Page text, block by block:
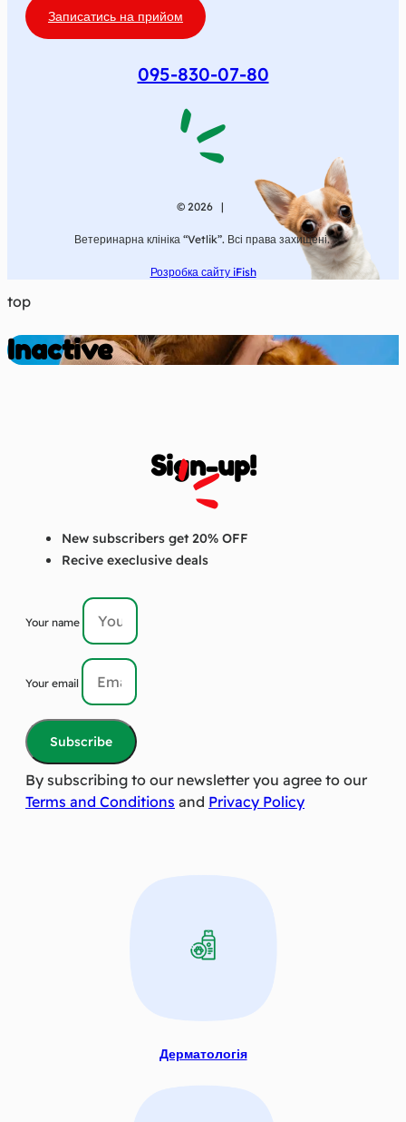
Записатись на прийом
095-830-07-80
© 2026 |
Ветеринарна клініка “Vetlik”. Всі права захищені.
Розробка сайту iFish
top
Inactive
Sign-up!
New subscribers get 20% OFF
Recive execlusive deals
Your name
Your email
Subscribe
By subscribing to our newsletter you agree to our
Terms and Conditions and Privacy Policy
Дерматологія